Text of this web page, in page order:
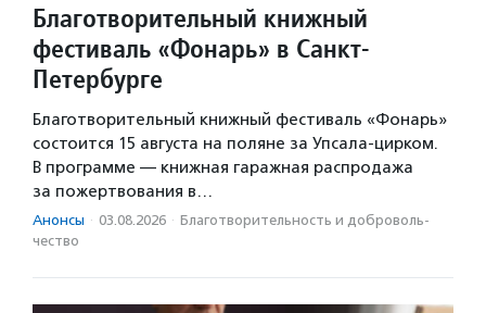
Благотворительный книжный
фестиваль «Фонарь» в Санкт-
Петербурге
Благотворительный книжный фестиваль «Фонарь»
состоится 15 августа на поляне за Упсала-цирком.
В программе — книжная гаражная распродажа
за пожертвования в…
Анонсы · 03.08.2026 · Благотвори­тель­ность и доброволь­
чест­во